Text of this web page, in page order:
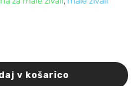
v košarico